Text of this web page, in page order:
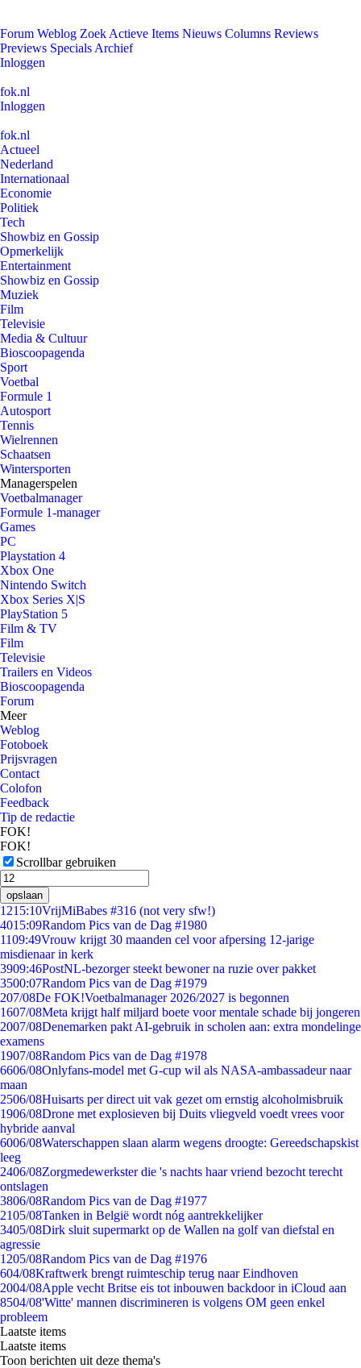
Forum Weblog Zoek Actieve Items Nieuws Columns Reviews
Previews Specials Archief
Inloggen
fok.nl
Inloggen
fok.nl
Actueel
Nederland
Internationaal
Economie
Politiek
Tech
Showbiz en Gossip
Opmerkelijk
Entertainment
Showbiz en Gossip
Muziek
Film
Televisie
Media & Cultuur
Bioscoopagenda
Sport
Voetbal
Formule 1
Autosport
Tennis
Wielrennen
Schaatsen
Wintersporten
Managerspelen
Voetbalmanager
Formule 1-manager
Games
PC
Playstation 4
Xbox One
Nintendo Switch
Xbox Series X|S
PlayStation 5
Film & TV
Film
Televisie
Trailers en Videos
Bioscoopagenda
Forum
Meer
Weblog
Fotoboek
Prijsvragen
Contact
Colofon
Feedback
Tip de redactie
FOK!
FOK!
Scrollbar gebruiken
opslaan
1215:10VrijMiBabes #316 (not very sfw!)
4015:09Random Pics van de Dag #1980
1109:49Vrouw krijgt 30 maanden cel voor afpersing 12-jarige
misdienaar in kerk
3909:46PostNL-bezorger steekt bewoner na ruzie over pakket
3500:07Random Pics van de Dag #1979
207/08De FOK!Voetbalmanager 2026/2027 is begonnen
1607/08Meta krijgt half miljard boete voor mentale schade bij jongeren
2007/08Denemarken pakt AI-gebruik in scholen aan: extra mondelinge
examens
1907/08Random Pics van de Dag #1978
6606/08Onlyfans-model met G-cup wil als NASA-ambassadeur naar
maan
2506/08Huisarts per direct uit vak gezet om ernstig alcoholmisbruik
1906/08Drone met explosieven bij Duits vliegveld voedt vrees voor
hybride aanval
6006/08Waterschappen slaan alarm wegens droogte: Gereedschapskist
leeg
2406/08Zorgmedewerkster die 's nachts haar vriend bezocht terecht
ontslagen
3806/08Random Pics van de Dag #1977
2105/08Tanken in België wordt nóg aantrekkelijker
3405/08Dirk sluit supermarkt op de Wallen na golf van diefstal en
agressie
1205/08Random Pics van de Dag #1976
604/08Kraftwerk brengt ruimteschip terug naar Eindhoven
2004/08Apple vecht Britse eis tot inbouwen backdoor in iCloud aan
8504/08'Witte' mannen discrimineren is volgens OM geen enkel
probleem
Laatste items
Laatste items
Toon berichten uit deze thema's